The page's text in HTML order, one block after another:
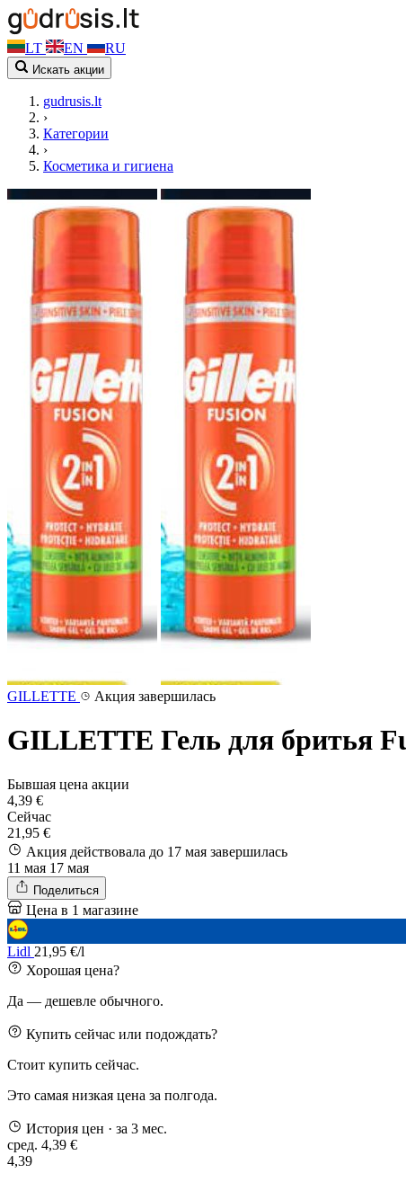
LT EN RU
Искать акции
gudrusis.lt
›
Категории
›
Косметика и гигиена
GILLETTE Акция завершилась
GILLETTE Гель для бритья
Бывшая цена акции
4,39 €
Сейчас
21,95 €
Акция действовала до 17 мая завершилась
11 мая 17 мая
Поделиться
Цена в 1 магазине
Lidl 21,95 €/l
Хорошая цена?
Да — дешевле обычного.
Купить сейчас или подождать?
Стоит купить сейчас.
Это самая низкая цена за полгода.
История цен · за 3 мес.
сред. 4,39 €
4,39